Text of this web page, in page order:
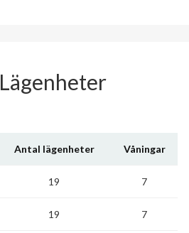
Lägenheter
Antal lägenheter Våningar
19 7
19 7